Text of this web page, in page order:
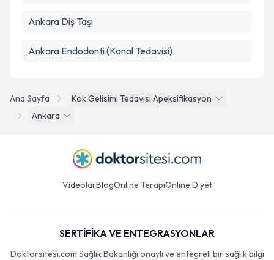
Ana Sayfa
Kok Gelisimi Tedavisi Apeksifikasyon
Ankara
Ankara Diş Taşı
Ankara Endodonti (Kanal Tedavisi)
VideolarBlogOnline TerapiOnline Diyet
SERTİFİKA VE ENTEGRASYONLAR
Doktorsitesi.com Sağlık Bakanlığı onaylı ve entegreli bir sağlık bilgi